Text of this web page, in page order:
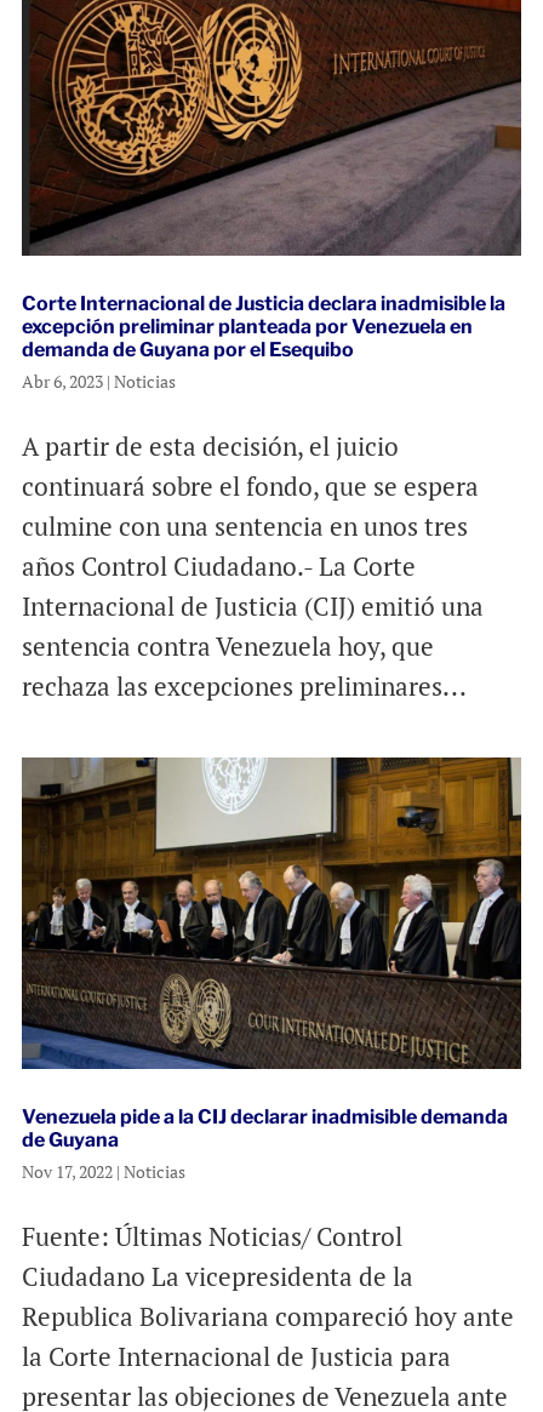
Corte Internacional de Justicia declara inadmisible la
excepción preliminar planteada por Venezuela en
demanda de Guyana por el Esequibo
Abr 6, 2023| Noticias
A partir de esta decisión, el juicio
continuará sobre el fondo, que se espera
culmine con una sentencia en unos tres
años Control Ciudadano.- La Corte
Internacional de Justicia (CIJ) emitió una
sentencia contra Venezuela hoy, que
rechaza las excepciones preliminares...
Venezuela pide a la CIJ declarar inadmisible demanda
de Guyana
Nov 17, 2022| Noticias
Fuente: Últimas Noticias/ Control
Ciudadano La vicepresidenta de la
Republica Bolivariana compareció hoy ante
la Corte Internacional de Justicia para
presentar las objeciones de Venezuela ante